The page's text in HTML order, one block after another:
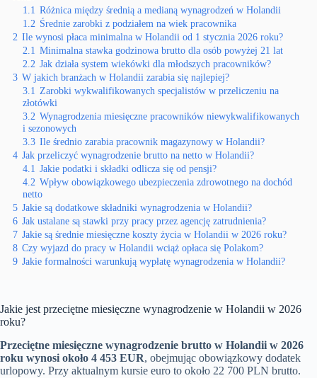
1.1 Różnica między średnią a medianą wynagrodzeń w Holandii
1.2 Średnie zarobki z podziałem na wiek pracownika
2 Ile wynosi płaca minimalna w Holandii od 1 stycznia 2026 roku?
2.1 Minimalna stawka godzinowa brutto dla osób powyżej 21 lat
2.2 Jak działa system wiekówki dla młodszych pracowników?
3 W jakich branżach w Holandii zarabia się najlepiej?
3.1 Zarobki wykwalifikowanych specjalistów w przeliczeniu na
złotówki
3.2 Wynagrodzenia miesięczne pracowników niewykwalifikowanych
i sezonowych
3.3 Ile średnio zarabia pracownik magazynowy w Holandii?
4 Jak przeliczyć wynagrodzenie brutto na netto w Holandii?
4.1 Jakie podatki i składki odlicza się od pensji?
4.2 Wpływ obowiązkowego ubezpieczenia zdrowotnego na dochód
netto
5 Jakie są dodatkowe składniki wynagrodzenia w Holandii?
6 Jak ustalane są stawki przy pracy przez agencję zatrudnienia?
7 Jakie są średnie miesięczne koszty życia w Holandii w 2026 roku?
8 Czy wyjazd do pracy w Holandii wciąż opłaca się Polakom?
9 Jakie formalności warunkują wypłatę wynagrodzenia w Holandii?
Jakie jest przeciętne miesięczne wynagrodzenie w Holandii w 2026
roku?
Przeciętne miesięczne wynagrodzenie brutto w Holandii w 2026
roku wynosi około 4 453 EUR, obejmując obowiązkowy dodatek
urlopowy. Przy aktualnym kursie euro to około 22 700 PLN brutto.